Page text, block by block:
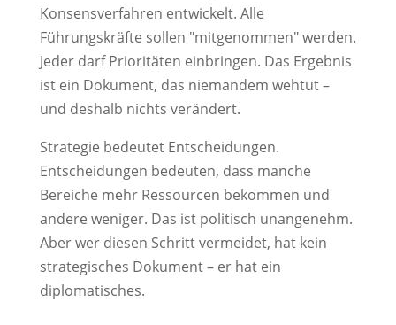
Konsensverfahren entwickelt. Alle
Führungskräfte sollen "mitgenommen" werden.
Jeder darf Prioritäten einbringen. Das Ergebnis
ist ein Dokument, das niemandem wehtut –
und deshalb nichts verändert.
Strategie bedeutet Entscheidungen.
Entscheidungen bedeuten, dass manche
Bereiche mehr Ressourcen bekommen und
andere weniger. Das ist politisch unangenehm.
Aber wer diesen Schritt vermeidet, hat kein
strategisches Dokument – er hat ein
diplomatisches.